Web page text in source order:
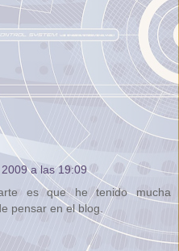
a las 19:09
es que he tenido mucha
pensar en el blog.